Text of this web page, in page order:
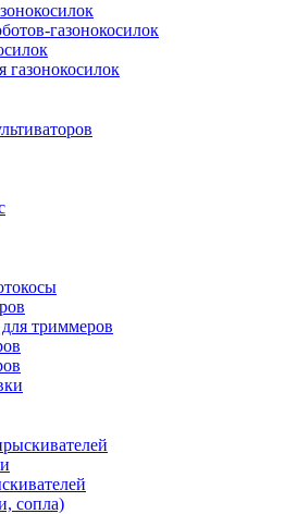
газонокосилок
газонокосилок
триммеров
сопла)